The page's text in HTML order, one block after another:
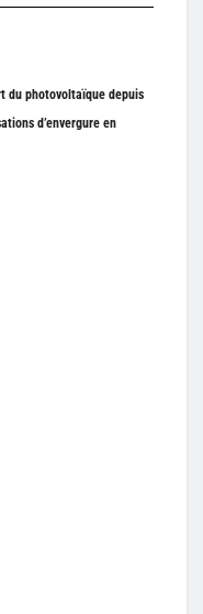
du photovoltaïque depuis
d’envergure en